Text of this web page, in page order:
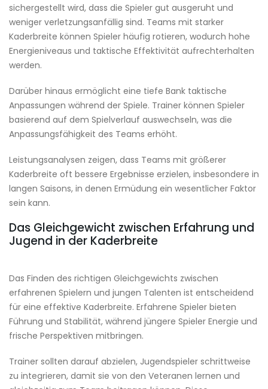
sichergestellt wird, dass die Spieler gut ausgeruht und
weniger verletzungsanfällig sind. Teams mit starker
Kaderbreite können Spieler häufig rotieren, wodurch hohe
Energieniveaus und taktische Effektivität aufrechterhalten
werden.
Darüber hinaus ermöglicht eine tiefe Bank taktische
Anpassungen während der Spiele. Trainer können Spieler
basierend auf dem Spielverlauf auswechseln, was die
Anpassungsfähigkeit des Teams erhöht.
Leistungsanalysen zeigen, dass Teams mit größerer
Kaderbreite oft bessere Ergebnisse erzielen, insbesondere in
langen Saisons, in denen Ermüdung ein wesentlicher Faktor
sein kann.
Das Gleichgewicht zwischen Erfahrung und
Jugend in der Kaderbreite
Das Finden des richtigen Gleichgewichts zwischen
erfahrenen Spielern und jungen Talenten ist entscheidend
für eine effektive Kaderbreite. Erfahrene Spieler bieten
Führung und Stabilität, während jüngere Spieler Energie und
frische Perspektiven mitbringen.
Trainer sollten darauf abzielen, Jugendspieler schrittweise
zu integrieren, damit sie von den Veteranen lernen und